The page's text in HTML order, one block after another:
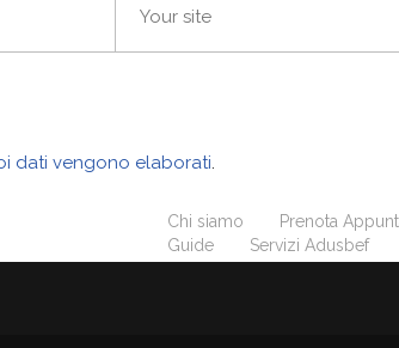
dati vengono elaborati.
Chi siamo Prenota
Guide
Servizi Adusbef